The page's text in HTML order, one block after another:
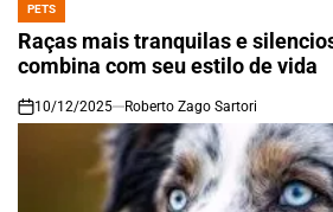
POSTED
IN
PETS
Raças mais tranquilas e
combina com seu estilo de vida
on
10/12/2025 Roberto Zago Sartori